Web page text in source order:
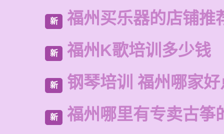
新 福州买乐器的店铺推
新 福州K歌培训多少钱
新 钢琴培训 福州哪家好
新 福州哪里有专卖古筝